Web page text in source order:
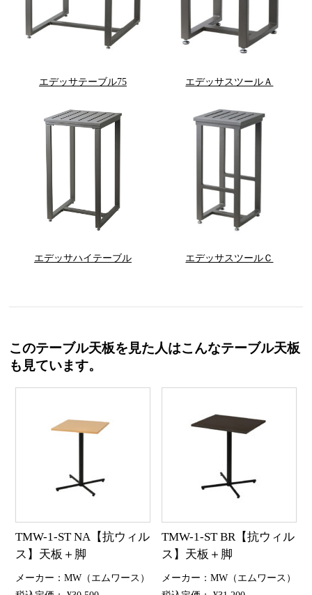
エデッサテーブル75 エデッサスツールＡ
エデッサハイテーブル エデッサスツールＣ
このテーブル天板を見た人はこんなテーブル天板
も見ています。
TMW-1-ST NA【抗ウィル
ス】天板＋脚
メーカー：MW（エムワース）
TMW-1-ST BR【抗ウィル
ス】天板＋脚
メーカー：MW（エムワース）